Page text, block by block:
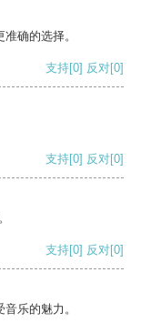
确的选择。
支持[0] 反对[0]
支持[0] 反对[0]
支持[0] 反对[0]
乐的魅力。